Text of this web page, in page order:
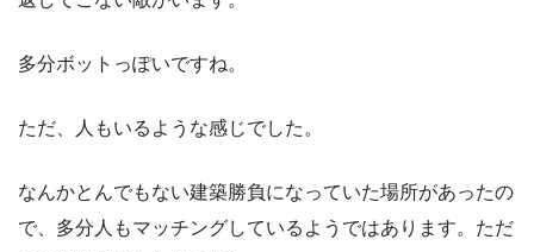
多分ボットっぽいですね。
ただ、人もいるような感じでした。
なんかとんでもない建築勝負になっていた場所があったの
で、多分人もマッチングしているようではあります。ただ